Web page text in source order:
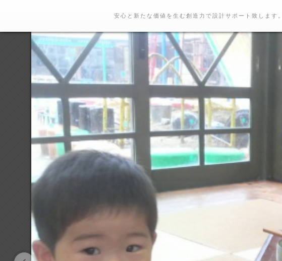
安心と新たな価値を生む創造力で設計サポート致します。